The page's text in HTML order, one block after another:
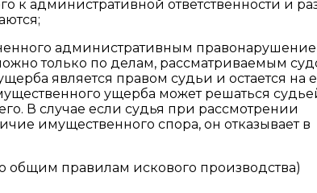
к административной ответственности и
административным
только по делам, рассматриваемым
является правом судьи и остается на
ущерба может решаться
В случае если судья при рассмотрении
имущественного спора, он отказывает в
общим правилам искового производства)